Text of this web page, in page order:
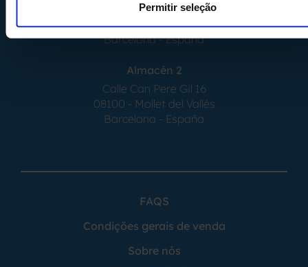
Permitir seleção
Calle Serrat de la Creu, 17
08554 - Seva
Barcelona - España
Almacén 2
Calle Can Pere Gil 16
08100 - Mollet del Vallés
Barcelona - España
FAQS
Condições gerais de venda
Sobre nós